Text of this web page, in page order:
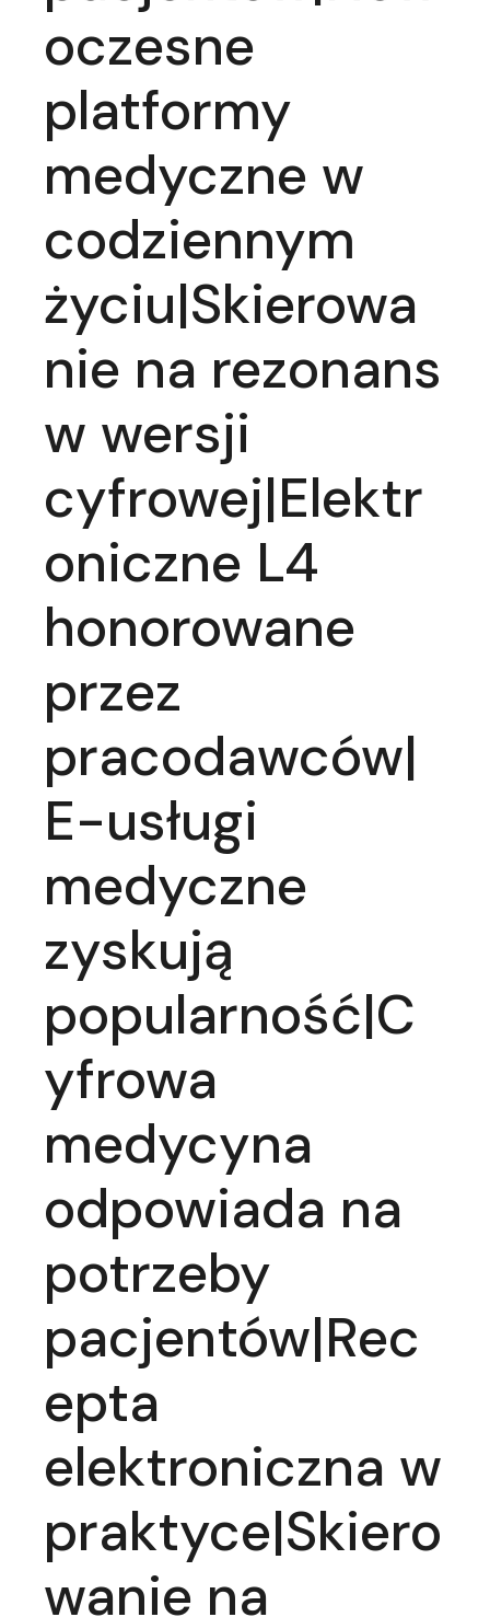
oczesne
platformy
medyczne w
codziennym
życiu|Skierowa
nie na rezonans
w wersji
cyfrowej|Elektr
oniczne L4
honorowane
przez
pracodawców|
E-usługi
medyczne
zyskują
popularność|C
yfrowa
medycyna
odpowiada na
potrzeby
pacjentów|Rec
epta
elektroniczna w
praktyce|Skiero
wanie na